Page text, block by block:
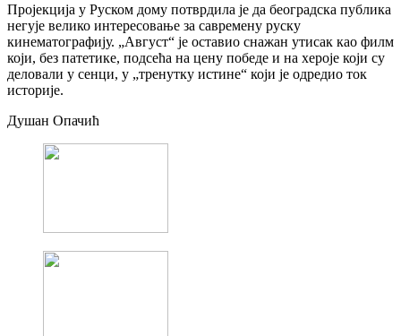
Пројекција у Руском дому потврдила је да београдска публика
негује велико интересовање за савремену руску
кинематографију. „Август“ је оставио снажан утисак као филм
који, без патетике, подсећа на цену победе и на хероје који су
деловали у сенци, у „тренутку истине“ који је одредио ток
историје.
Душан Опачић